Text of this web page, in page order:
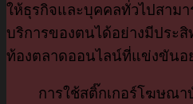
ให้ธุรกิจและบุคคลทั่วไปสาม
บริการของตนได้อย่างมีประ
ท้องตลาดออนไลน์ที่แข่งขันอ
การใช้สติ๊กเกอร์โฆษณา